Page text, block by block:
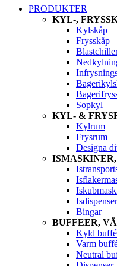
PRODUKTER
KYL-,
Kylskåp
Frysskåp
Sopkyl
KYL- &
Kylrum
Frysrum
Designa
Bingar
BUFFEER,
Kyld buffé
Varm
Neutral